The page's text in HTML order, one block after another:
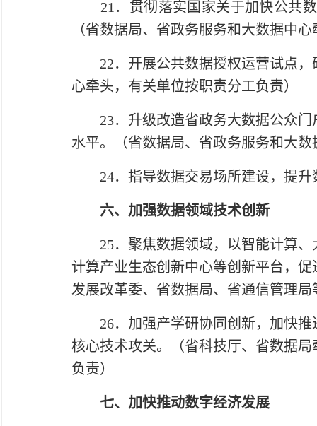
21．贯彻落实国家关于加快公共数
（省数据局、省政务服务和大数据中
22．开展公共数据授权运营试点，
心牵头，有关单位按职责分工负责）
23．升级改造省政务大数据公众门
水平。（省数据局、省政务服务和大
24．指导数据交易场所建设，提升
六、加强数据领域技术创新
25．聚焦数据领域，以智能计算、
计算产业生态创新中心等创新平台，
发展改革委、省数据局、省通信管理
26．加强产学研协同创新，加快推
核心技术攻关。（省科技厅、省数据
负责）
七、加快推动数字经济发展